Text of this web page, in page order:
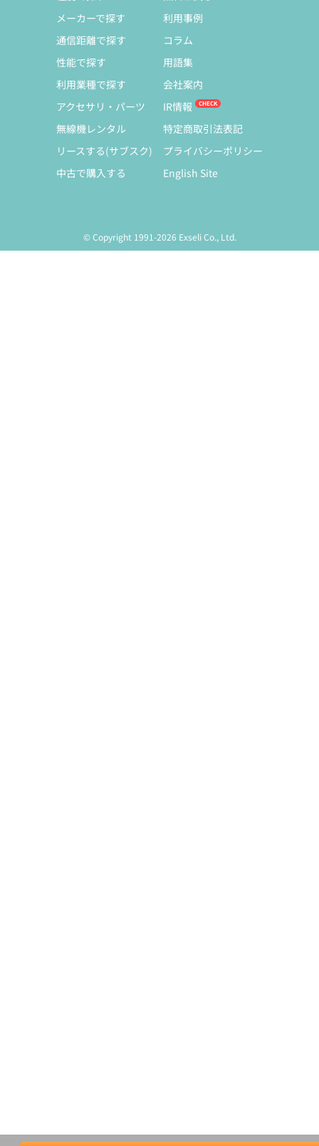
メーカーで探す
通信距離で探す
性能で探す
利用業種で探す
アクセサリ・パーツ
無線機レンタル
リースする(サブスク)
中古で購入する
利用事例
コラム
用語集
会社案内
IR情報
特定商取引法表記
プライバシーポリシー
English Site
© Copyright 1991-2026 Exseli Co., Ltd.